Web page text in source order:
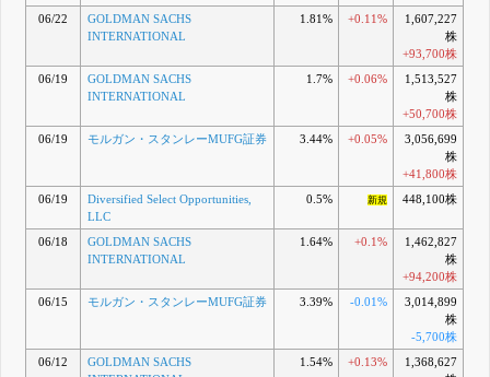
06/22
GOLDMAN SACHS
INTERNATIONAL
1.81% +0.11%
1,607,227
株
+93,700株
06/19
GOLDMAN SACHS
INTERNATIONAL
1.7% +0.06%
1,513,527
株
+50,700株
06/19
モルガン・スタンレーMUFG証券 3.44% +0.05%
3,056,699
株
+41,800株
06/19
Diversified Select Opportunities,
LLC
0.5% 新規 448,100株
06/18
GOLDMAN SACHS
INTERNATIONAL
1.64% +0.1%
1,462,827
株
+94,200株
06/15
モルガン・スタンレーMUFG証券 3.39% -0.01%
3,014,899
株
-5,700株
06/12
GOLDMAN SACHS
1.54% +0.13%
1,368,627